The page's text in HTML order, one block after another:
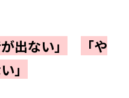
が出ない」
「や
」